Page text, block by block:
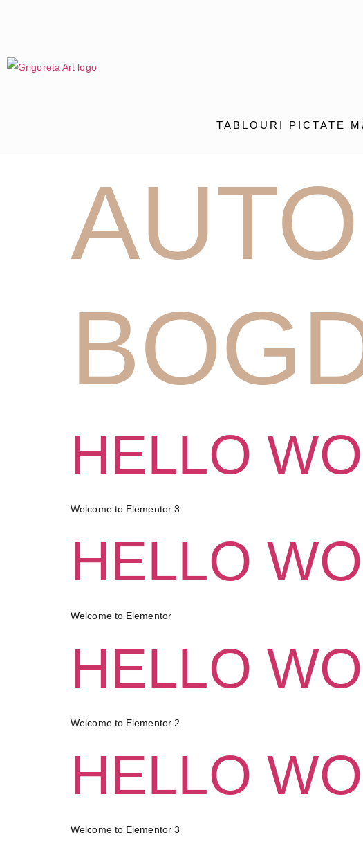
TABLOURI PICTATE
HELLO
Welcome to Elementor 3
HELLO
Welcome to Elementor
HELLO
Welcome to Elementor 2
HELLO
Welcome to Elementor 3